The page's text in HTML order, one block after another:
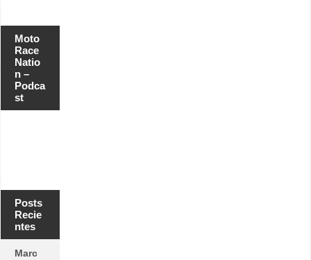
Moto
Race
Natio
n –
Podca
st
Posts
Recie
ntes
Marc